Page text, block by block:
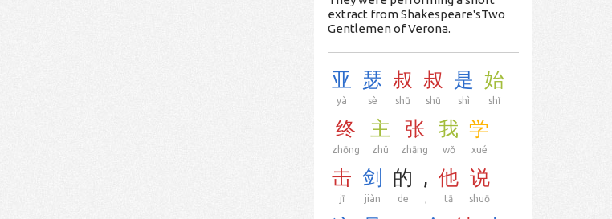
extract from Shakespeare'sTwo
Gentlemen of Verona.
亚
yà
瑟
sè
叔
shū
叔
shū
是
shì
始
shǐ
终
zhōng
主
zhǔ
张
zhāng
我
wǒ
学
xué
击
jī
剑
jiàn
的
de
,
,
他
tā
说
shuō